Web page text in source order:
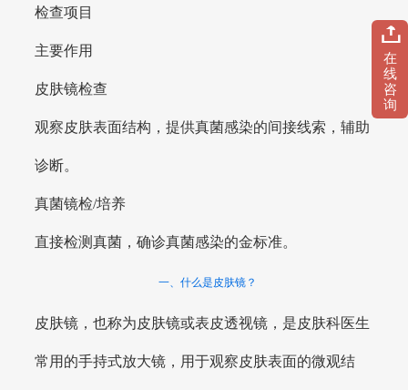
检查项目
主要作用
皮肤镜检查
观察皮肤表面结构，提供真菌感染的间接线索，辅助
诊断。
真菌镜检/培养
直接检测真菌，确诊真菌感染的金标准。
一、什么是皮肤镜？
皮肤镜，也称为皮肤镜或表皮透视镜，是皮肤科医生
常用的手持式放大镜，用于观察皮肤表面的微观结
在
线
咨
询